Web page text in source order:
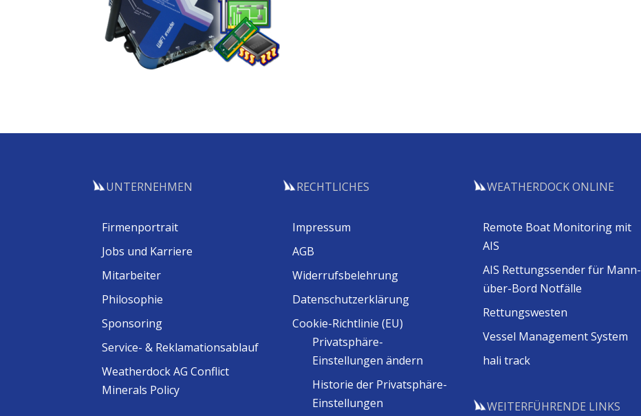
UNTERNEHMEN
Firmenportrait
Jobs und Karriere
Mitarbeiter
Philosophie
Sponsoring
Service- & Reklamationsablauf
Weatherdock AG Conflict
Minerals Policy
RECHTLICHES
Impressum
AGB
Widerrufsbelehrung
Datenschutzerklärung
Cookie-Richtlinie (EU)
Privatsphäre-
Einstellungen ändern
Historie der Privatsphäre-
Einstellungen
WEATHERDOCK ONLINE
Remote Boat Monitoring mit
AIS
AIS Rettungssender für Mann-
über-Bord Notfälle
Rettungswesten
Vessel Management System
hali track
WEITERFÜHRENDE LINKS